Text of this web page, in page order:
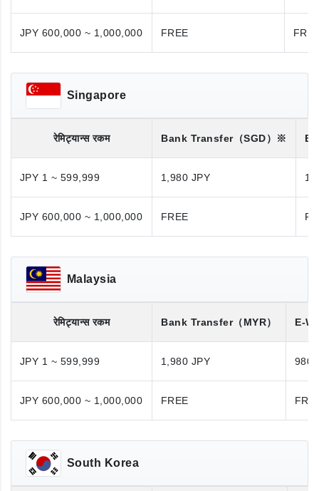
JPY 600,000 ~ 1,000,000 FREE
Singapore
रेमिट्यान्स रकम Bank Transfer（SGD）※
JPY 1 ~ 599,999 1,980 JPY
JPY 600,000 ~ 1,000,000 FREE
Malaysia
रेमिट्यान्स रकम Bank Transfer（MYR） E-
JPY 1 ~ 599,999 1,980 JPY 980
JPY 600,000 ~ 1,000,000 FREE
South Korea